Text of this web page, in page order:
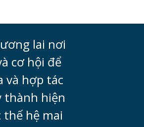
lai nơi
cơ hội để
và hợp tác
thành hiện
thế hệ mai